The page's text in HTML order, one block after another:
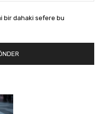
bir dahaki sefere bu